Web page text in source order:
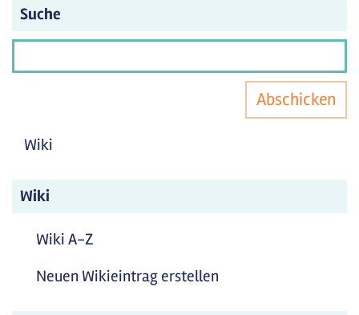
Suche
Abschicken
Wiki
Wiki
Wiki A-Z
Neuen Wikieintrag erstellen